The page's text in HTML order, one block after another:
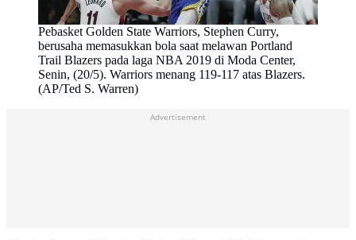
Pebasket Golden State Warriors, Stephen Curry,
berusaha memasukkan bola saat melawan Portland
Trail Blazers pada laga NBA 2019 di Moda Center,
Senin, (20/5). Warriors menang 119-117 atas Blazers.
(AP/Ted S. Warren)
Advertisement